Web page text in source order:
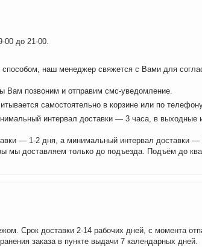
00 до 21-00.
наш менеджер свяжется с Вами для
Вам позвоним и отправим смс-уведомление.
самостоятельно в корзине или по
интервал доставки — 3 часа, в выходные
— 1-2 дня, а минимальный интервал доставки —
мы доставляем только до подъезда. Подъём до
Срок доставки 2-14 рабочих дней, с момента
заказа в пункте выдачи 7 календарных дней.